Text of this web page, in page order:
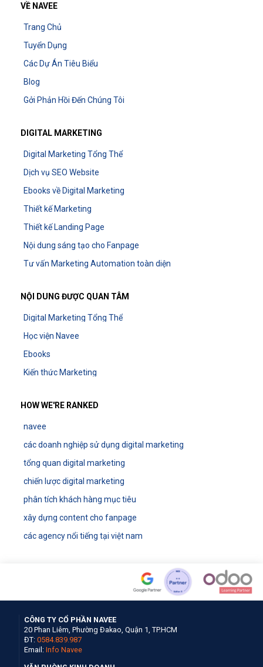
VỀ NAVEE
Trang Chủ
Tuyển Dụng
Các Dự Án Tiêu Biểu
Blog
Gởi Phản Hồi Đến Chúng Tôi
DIGITAL MARKETING
Digital Marketing Tổng Thể
Dịch vụ SEO Website
Ebooks về Digital Marketing
Thiết kế Marketing
Thiết kế Landing Page
Nội dung sáng tạo cho Fanpage
Tư vấn Marketing Automation toàn diện
NỘI DUNG ĐƯỢC QUAN TÂM
Digital Marketing Tổng Thể
Học viện Navee
Ebooks
Kiến thức Marketing
HOW WE'RE RANKED
navee
các doanh nghiệp sử dụng digital marketing
tổng quan digital marketing
chiến lược digital marketing
phân tích khách hàng mục tiêu
xây dựng content cho fanpage
các agency nổi tiếng tại việt nam
CÔNG TY CỔ PHẦN NAVEE
20 Phan Liêm, Phường Đakao, Quận 1, TP.HCM
ĐT: 0584.839.987
Email: Info Navee